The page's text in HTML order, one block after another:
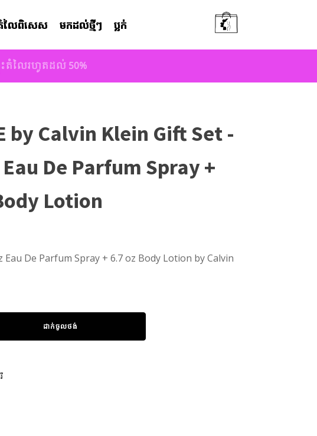
លៃពិសេស មកដល់ថ្មីៗ ប្លក់
ះតំលៃរហូតដល់ 50%
by Calvin Klein Gift Set -
De Parfum Spray +
Lotion
Eau De Parfum Spray + 6.7 oz Body Lotion by Calvin
ដាក់ចូលថង់